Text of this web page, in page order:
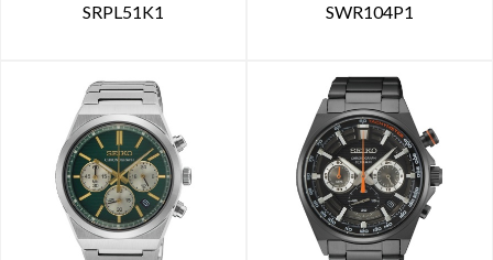
SRPL51K1
SWR104P1